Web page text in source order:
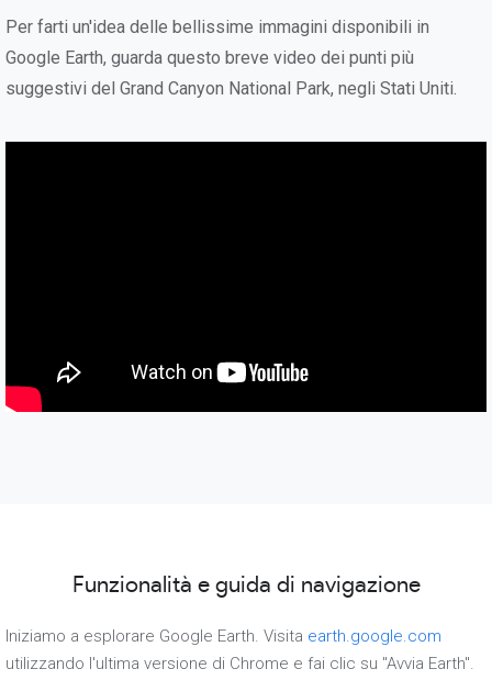
Per farti un'idea delle bellissime immagini disponibili in
Google Earth, guarda questo breve video dei punti più
suggestivi del Grand Canyon National Park, negli Stati Uniti.
Funzionalità e guida di navigazione
Iniziamo a esplorare Google Earth. Visita earth.google.com
utilizzando l'ultima versione di Chrome e fai clic su "Avvia Earth".